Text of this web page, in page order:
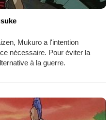
Mukuro a l'intention
nécessaire. Pour éviter la
à la guerre.